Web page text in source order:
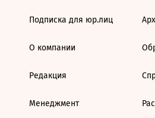
Подписка для юр.лиц
О компании
Редакция
Менеджмент